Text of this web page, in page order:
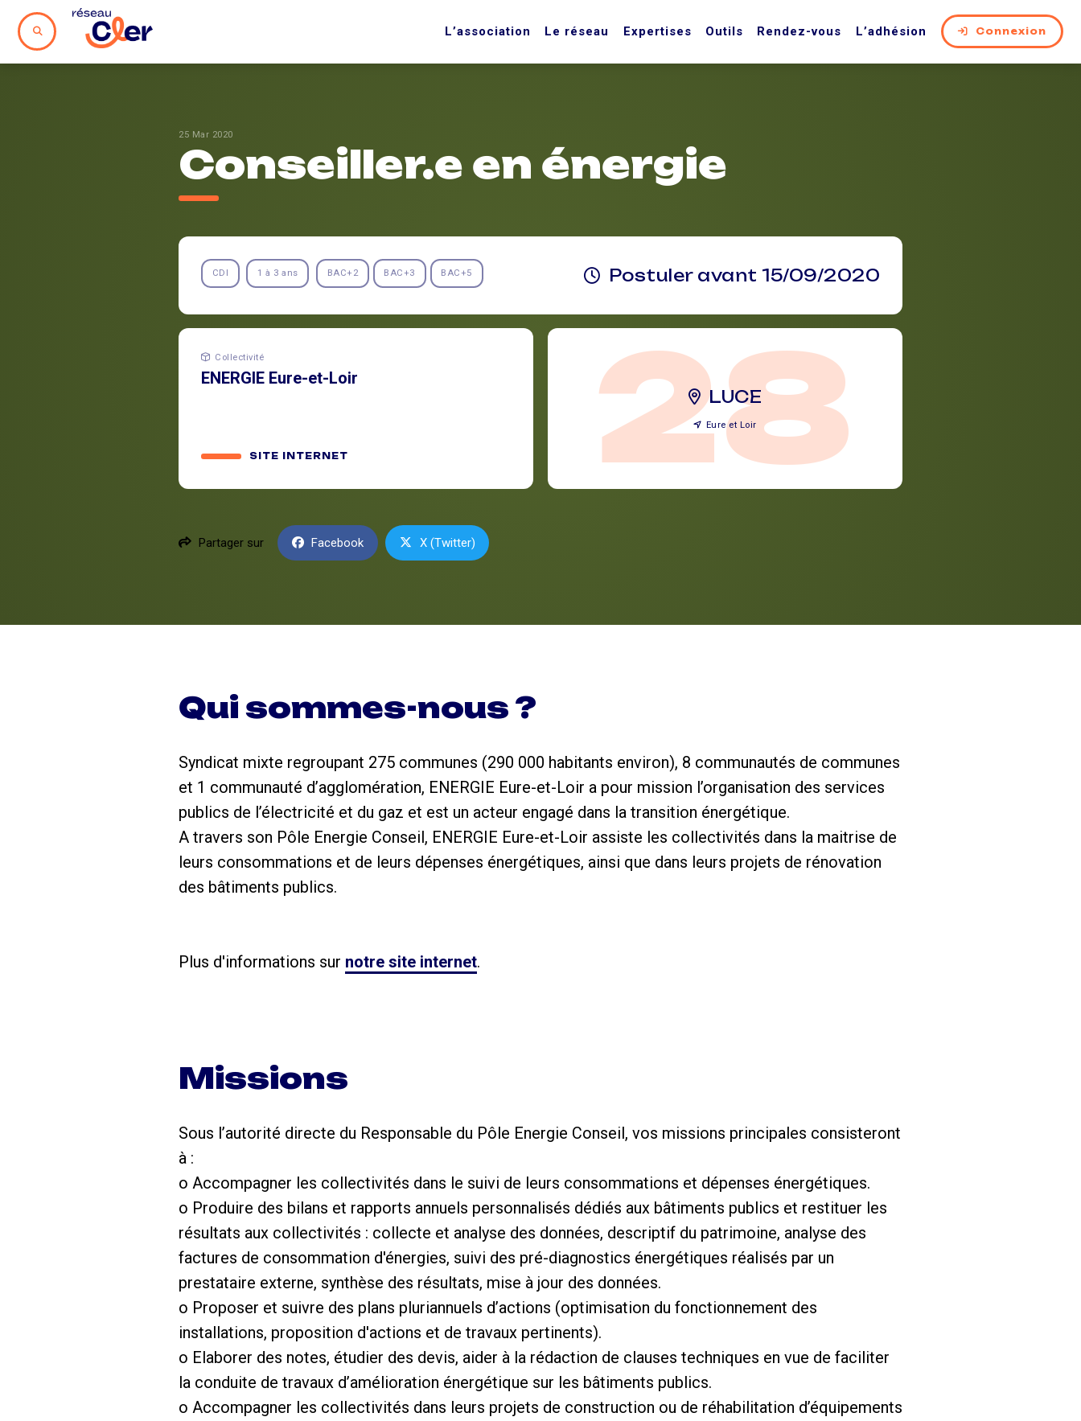
L’association Le réseau Expertises Outils Rendez-vous L’adhésion Connexion
25 Mar 2020
Conseiller.e en énergie
CDI 1 à 3 ans BAC+2 BAC+3 BAC+5 Postuler avant 15/09/2020
Collectivité
ENERGIE Eure-et-Loir
SITE INTERNET 28
LUCE
Eure et Loir
Partager sur Facebook X (Twitter)
Qui sommes-nous ?
Syndicat mixte regroupant 275 communes (290 000 habitants environ), 8 communautés de communes
et 1 communauté d’agglomération, ENERGIE Eure-et-Loir a pour mission l’organisation des services
publics de l’électricité et du gaz et est un acteur engagé dans la transition énergétique.
A travers son Pôle Energie Conseil, ENERGIE Eure-et-Loir assiste les collectivités dans la maitrise de
leurs consommations et de leurs dépenses énergétiques, ainsi que dans leurs projets de rénovation
des bâtiments publics.
Plus d'informations sur notre site internet.
Missions
Sous l’autorité directe du Responsable du Pôle Energie Conseil, vos missions principales consisteront
à :
o Accompagner les collectivités dans le suivi de leurs consommations et dépenses énergétiques.
o Produire des bilans et rapports annuels personnalisés dédiés aux bâtiments publics et restituer les
résultats aux collectivités : collecte et analyse des données, descriptif du patrimoine, analyse des
factures de consommation d'énergies, suivi des pré-diagnostics énergétiques réalisés par un
prestataire externe, synthèse des résultats, mise à jour des données.
o Proposer et suivre des plans pluriannuels d’actions (optimisation du fonctionnement des
installations, proposition d'actions et de travaux pertinents).
o Elaborer des notes, étudier des devis, aider à la rédaction de clauses techniques en vue de faciliter
la conduite de travaux d’amélioration énergétique sur les bâtiments publics.
o Accompagner les collectivités dans leurs projets de construction ou de réhabilitation d’équipements